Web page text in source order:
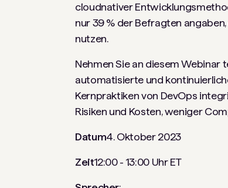
cloudnativer
nur 39 % der Befragten
nutzen.
Nehmen Sie an diesem Webinar
automatisierte und
Kernpraktiken von DevOps
Risiken und Kosten, weniger
Datum4. Oktober 2023
Zeit12:00 - 13:00 Uhr ET